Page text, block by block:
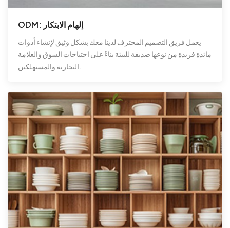
ODM: إلهام الابتكار
يعمل فريق التصميم المحترف لدينا معك بشكل وثيق لإنشاء أدوات
مائدة فريدة من نوعها صديقة للبيئة بناءً على احتياجات السوق والعلامة